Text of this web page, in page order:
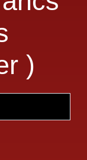
)